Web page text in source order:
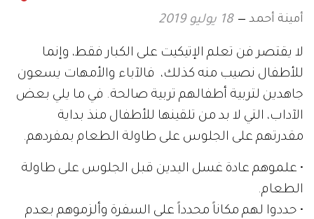
أمينة أحمد 18 يوليو 2019
لا يقتصر فن تعلم الإتيكيت على الكبار فقط، وإنما
للأطفال نصيب منه كذلك، فالآباء والأمهات يسعون
جاهدين لتربية أطفالهم تربية صالحة. في ما يلي بعض
الآداب، التي لا بد من تلقينها للأطفال منذ بداية
مقدرتهم على الجلوس على طاولة الطعام بمفردهم.
• علموهم عادة غسل اليدين قبل الجلوس على طاولة
الطعام.
• حددوا لهم مكاناً محدداً على السفرة وألزموهم بعدم